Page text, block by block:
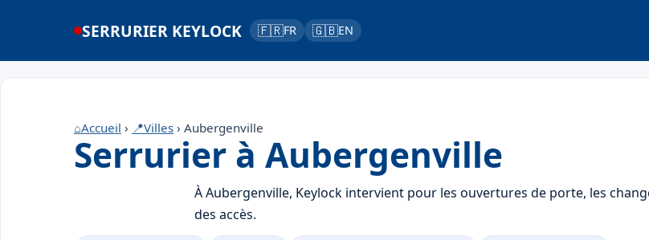
SERRURIER KEYLOCK 🇫🇷FR 🇬🇧EN
⌂Accueil › 📍Villes › Aubergenville
Serrurier à Aubergenville
À Aubergenville, Keylock intervient pour les ouvertures de porte, les
des accès.